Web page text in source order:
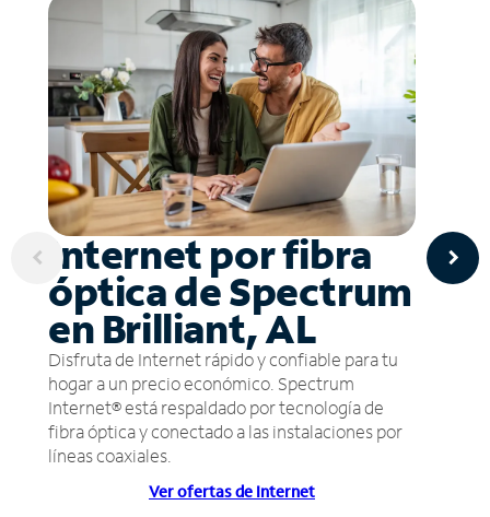
Internet por fibra
óptica de Spectrum
en Brilliant, AL
Disfruta de Internet rápido y confiable para tu
hogar a un precio económico. Spectrum
Internet® está respaldado por tecnología de
fibra óptica y conectado a las instalaciones por
líneas coaxiales.
Ver ofertas de Internet